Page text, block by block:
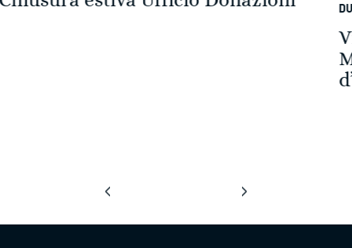
DUOMO DI MILANO | 3 AGOSTO, 2026
‹ ›